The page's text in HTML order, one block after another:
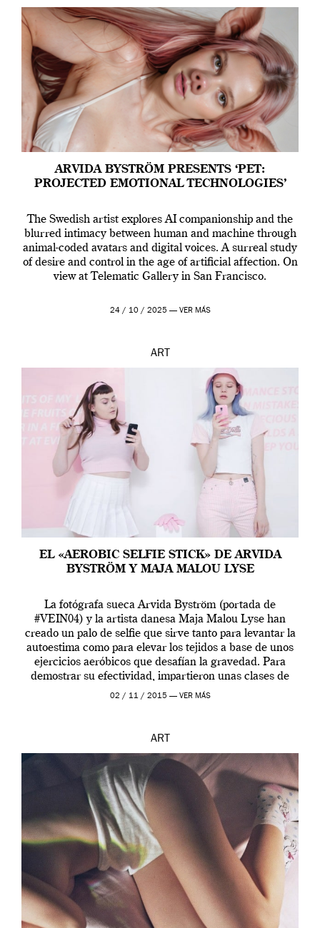
ARVIDA BYSTRÖM PRESENTS ‘PET:
PROJECTED EMOTIONAL TECHNOLOGIES’
The Swedish artist explores AI companionship and the
blurred intimacy between human and machine through
animal-coded avatars and digital voices. A surreal study
of desire and control in the age of artificial affection. On
view at Telematic Gallery in San Francisco.
24 / 10 / 2025 — VER MÁS
ART
EL «AEROBIC SELFIE STICK» DE ARVIDA
BYSTRÖM Y MAJA MALOU LYSE
La fotógrafa sueca Arvida Byström (portada de
#VEIN04) y la artista danesa Maja Malou Lyse han
creado un palo de selfie que sirve tanto para levantar la
autoestima como para elevar los tejidos a base de unos
ejercicios aeróbicos que desafían la gravedad. Para
demostrar su efectividad, impartieron unas clases de
prueba en el Tate […]
02 / 11 / 2015 — VER MÁS
ART